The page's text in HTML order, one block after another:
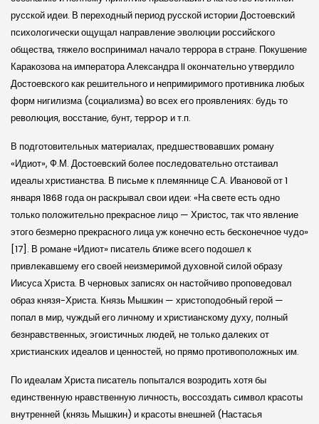
русской идеи. В переходный период русской истории Достоевский
психологически ощущал направление эволюции российского
общества, тяжело воспринимал начало террора в стране. Покушение
Каракозова на императора Александра II окончательно утвердило
Достоевского как решительного и непримиримого противника любых
форм нигилизма (социализма) во всех его проявлениях: будь то
революция, восстание, бунт, терpop и т.п.
В подготовительных материалах, предшествовавших роману
«Идиот», Ф.М. Достоевский более последовательно отстаивал
идеалы христианства. В письме к племяннице С.А. Ивановой от 1
января 1868 года он раскрывал свои идеи: «На свете есть одно
только положительно прекрасное лицо — Христос, так что явление
этого безмерно прекрасного лица уж конечно есть бесконечное чудо»
[17]. В романе «Идиот» писатель ближе всего подошел к
привлекавшему его своей неизмеримой духовной силой образу
Иисуса Христа. В черновых записях он настойчиво проповедовал
образ князя-Христа. Князь Мышкин — христоподобный герой —
попал в мир, чуждый его личному и христианскому духу, полный
безнравственных, эгоистичных людей, не только далеких от
христианских идеалов и ценностей, но прямо противоположных им.
По идеалам Христа писатель попытался возродить хотя бы
единственную нравственную личность, воссоздать символ красоты
внутренней (князь Мышкин) и красоты внешней (Настасья